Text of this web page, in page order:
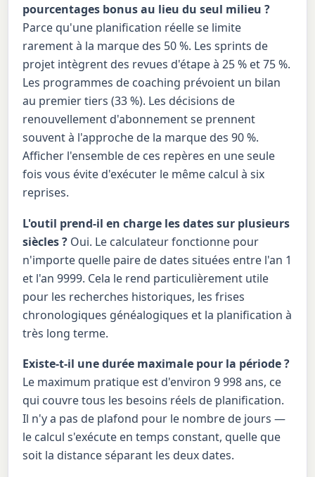
pourcentages bonus au lieu du seul milieu ?
Parce qu'une planification réelle se limite
rarement à la marque des 50 %. Les sprints de
projet intègrent des revues d'étape à 25 % et 75 %.
Les programmes de coaching prévoient un bilan
au premier tiers (33 %). Les décisions de
renouvellement d'abonnement se prennent
souvent à l'approche de la marque des 90 %.
Afficher l'ensemble de ces repères en une seule
fois vous évite d'exécuter le même calcul à six
reprises.
L'outil prend-il en charge les dates sur plusieurs
siècles ? Oui. Le calculateur fonctionne pour
n'importe quelle paire de dates situées entre l'an 1
et l'an 9999. Cela le rend particulièrement utile
pour les recherches historiques, les frises
chronologiques généalogiques et la planification à
très long terme.
Existe-t-il une durée maximale pour la période ?
Le maximum pratique est d'environ 9 998 ans, ce
qui couvre tous les besoins réels de planification.
Il n'y a pas de plafond pour le nombre de jours —
le calcul s'exécute en temps constant, quelle que
soit la distance séparant les deux dates.